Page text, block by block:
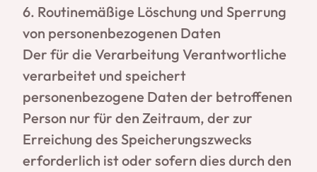
6. Routinemäßige Löschung und Sperrung
von personenbezogenen Daten
Der für die Verarbeitung Verantwortliche
verarbeitet und speichert
personenbezogene Daten der betroffenen
Person nur für den Zeitraum, der zur
Erreichung des Speicherungszwecks
erforderlich ist oder sofern dies durch den